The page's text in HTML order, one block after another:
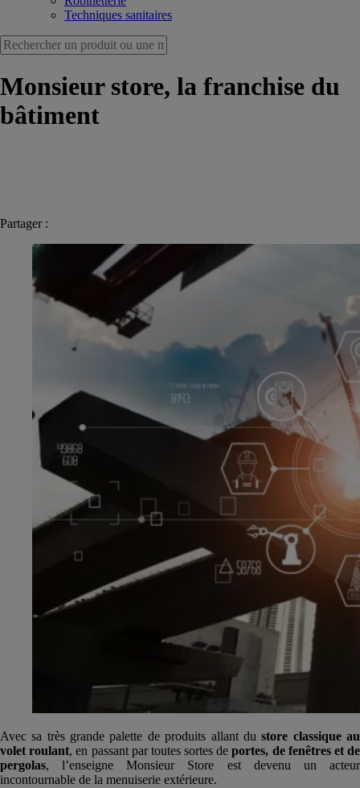
Techniques sanitaires
Monsieur store, la franchise du
bâtiment
Partager :
Avec sa très grande palette de produits allant dustore classique au
volet roulant, en passant par toutes sortes deportes, de fenêtres et de
pergolas, l’enseigne Monsieur Store est devenu un acteur
incontournable de la menuiserie extérieure.